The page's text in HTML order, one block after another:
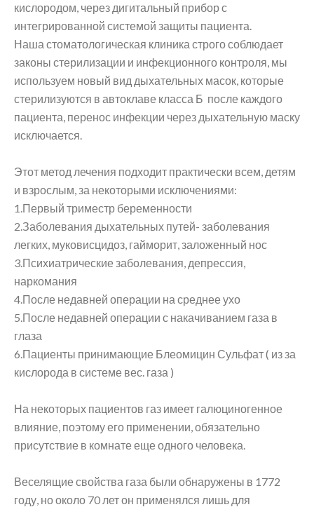
кислородом, через дигитальный прибор с
интегрированной системой защиты пациента.
Наша стоматологическая клиника строго соблюдает
законы стерилизации и инфекционного контроля, мы
используем новый вид дыхательных масок, которые
стерилизуются в автоклаве класса Б после каждого
пациента, перенос инфекции через дыхательную маску
исключается.
Этот метод лечения подходит практически всем, детям
и взрослым, за некоторыми исключениями:
1.Первый триместр беременности
2.Заболевания дыхательных путей- заболевания
легких, муковисцидоз, гайморит, заложенный нос
3.Психиатрические заболевания, депрессия,
наркомания
4.После недавней операции на среднее ухо
5.После недавней операции с накачиванием газа в
глаза
6.Пациенты принимающие Блеомицин Сульфат ( из за
кислорода в системе вес. газа )
На некоторых пациентов газ имеет галюциногенное
влияние, поэтому его применении, обязательно
присутствие в комнате еще одного человека.
Веселящие свойства газа были обнаружены в 1772
году, но около 70 лет он применялся лишь для